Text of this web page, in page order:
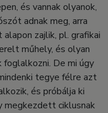
és vannak olyanok,
adnak meg, arra
zajlik, pl. grafikai
műhely, és olyan
foglalkozni. De mi úgy
tegye félre azt
és próbálja ki
megkezdett ciklusnak